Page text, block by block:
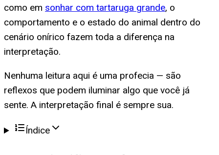
como em sonhar com tartaruga grande, o
comportamento e o estado do animal dentro do
cenário onírico fazem toda a diferença na
interpretação.
Nenhuma leitura aqui é uma profecia — são
reflexos que podem iluminar algo que você já
sente. A interpretação final é sempre sua.
Índice